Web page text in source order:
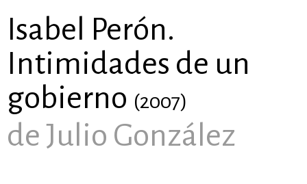
Isabel Perón.
Intimidades de un
gobierno (2007)
de Julio González